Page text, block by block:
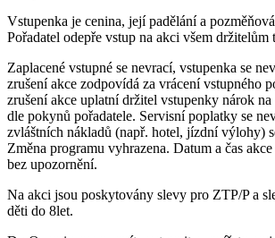
Vstupenka je cenina, její padělání a
Pořadatel odepře vstup na akci všem držitelům
Zaplacené vstupné se nevrací, vstupenka se
zrušení akce zodpovídá za vrácení vstupného
zrušení akce uplatní držitel vstupenky nárok
dle pokynů pořadatele. Servisní poplatky se
zvláštních nákladů (např. hotel, jízdní výlohy)
Změna programu vyhrazena. Datum a čas
bez upozornění.
Na akci jsou poskytovány slevy pro ZTP/P a
děti do 8let.